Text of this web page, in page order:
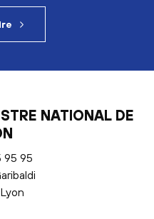
NATIONAL DE
95 95